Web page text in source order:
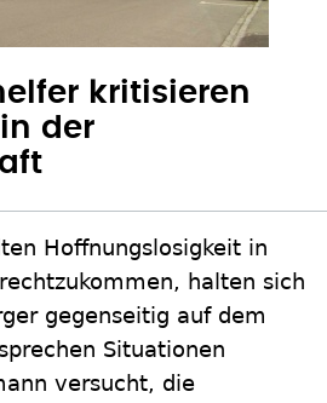
kritisieren
der
Hoffnungslosigkeit in
halten sich
gegenseitig auf dem
Situationen
versucht, die